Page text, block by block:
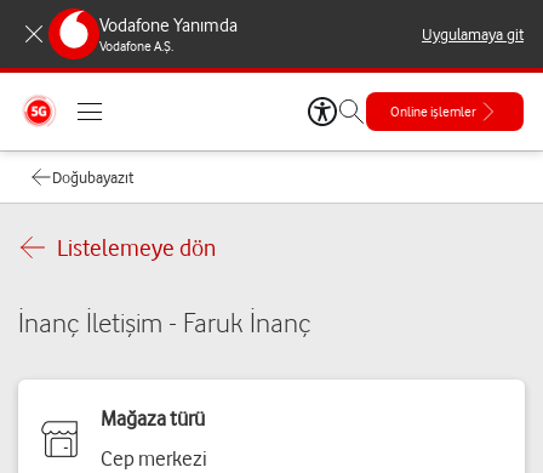
Vodafone Yanımda
Vodafone A.Ş.
Uygulamaya git
Online işlemler
Doğubayazıt
Listelemeye dön
İnanç İletişim - Faruk İnanç
Mağaza türü
Cep merkezi